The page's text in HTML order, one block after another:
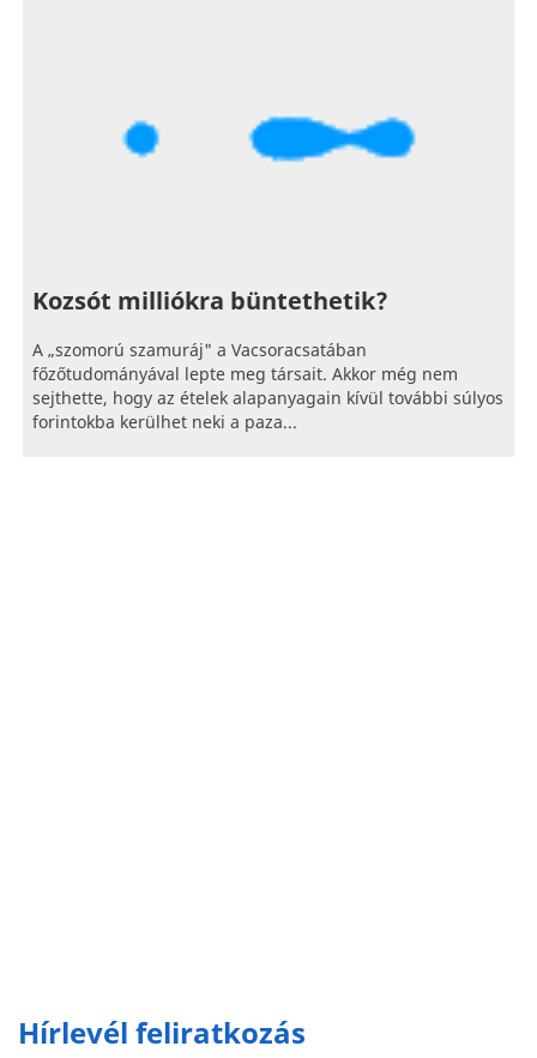
Kozsót milliókra büntethetik?
A „szomorú szamuráj" a Vacsoracsatában
főzőtudományával lepte meg társait. Akkor még nem
sejthette, hogy az ételek alapanyagain kívül további súlyos
forintokba kerülhet neki a paza...
Hírlevél feliratkozás